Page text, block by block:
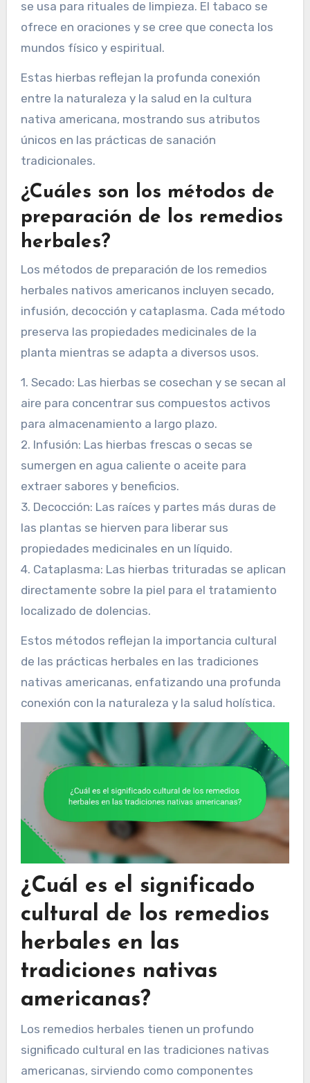
se usa para rituales de limpieza. El tabaco se
ofrece en oraciones y se cree que conecta los
mundos físico y espiritual.
Estas hierbas reflejan la profunda conexión
entre la naturaleza y la salud en la cultura
nativa americana, mostrando sus atributos
únicos en las prácticas de sanación
tradicionales.
¿Cuáles son los métodos de
preparación de los remedios
herbales?
Los métodos de preparación de los remedios
herbales nativos americanos incluyen secado,
infusión, decocción y cataplasma. Cada método
preserva las propiedades medicinales de la
planta mientras se adapta a diversos usos.
1. Secado: Las hierbas se cosechan y se secan al
aire para concentrar sus compuestos activos
para almacenamiento a largo plazo.
2. Infusión: Las hierbas frescas o secas se
sumergen en agua caliente o aceite para
extraer sabores y beneficios.
3. Decocción: Las raíces y partes más duras de
las plantas se hierven para liberar sus
propiedades medicinales en un líquido.
4. Cataplasma: Las hierbas trituradas se aplican
directamente sobre la piel para el tratamiento
localizado de dolencias.
Estos métodos reflejan la importancia cultural
de las prácticas herbales en las tradiciones
nativas americanas, enfatizando una profunda
conexión con la naturaleza y la salud holística.
¿Cuál es el significado
cultural de los remedios
herbales en las
tradiciones nativas
americanas?
Los remedios herbales tienen un profundo
significado cultural en las tradiciones nativas
americanas, sirviendo como componentes